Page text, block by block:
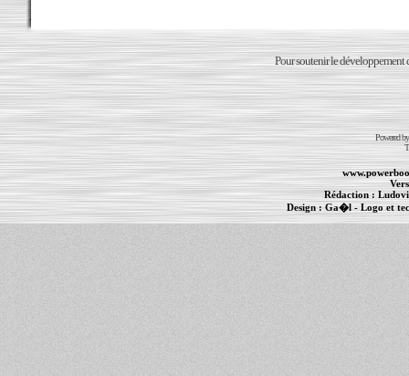
Pour soutenir le développement
Powered
Rédaction :
Design : Ga�l- Logo et